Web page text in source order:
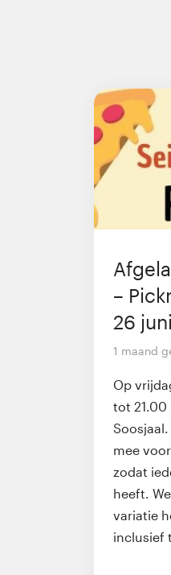
–
26 juni
1 maand
Op
tot 21.00
mee
zodat
heeft.
variatie
inclusief